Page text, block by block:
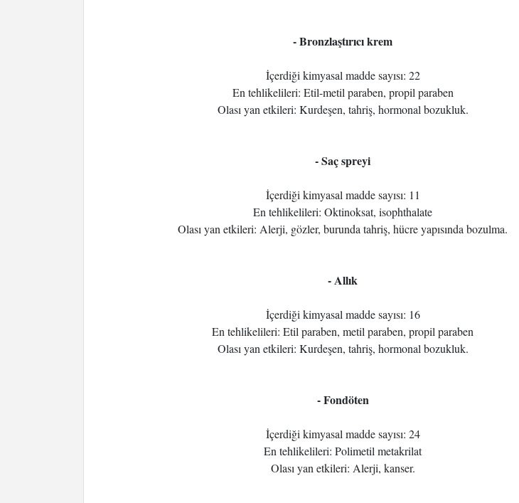
- Bronzlaştırıcı krem
İçerdiği kimyasal madde sayısı: 22
En tehlikelileri: Etil-metil paraben, propil paraben
Olası yan etkileri: Kurdeşen, tahriş, hormonal bozukluk.
- Saç spreyi
İçerdiği kimyasal madde sayısı: 11
En tehlikelileri: Oktinoksat, isophthalate
Olası yan etkileri: Alerji, gözler, burunda tahriş, hücre yapısında bozulma.
- Allık
İçerdiği kimyasal madde sayısı: 16
En tehlikelileri: Etil paraben, metil paraben, propil paraben
Olası yan etkileri: Kurdeşen, tahriş, hormonal bozukluk.
- Fondöten
İçerdiği kimyasal madde sayısı: 24
En tehlikelileri: Polimetil metakrilat
Olası yan etkileri: Alerji, kanser.